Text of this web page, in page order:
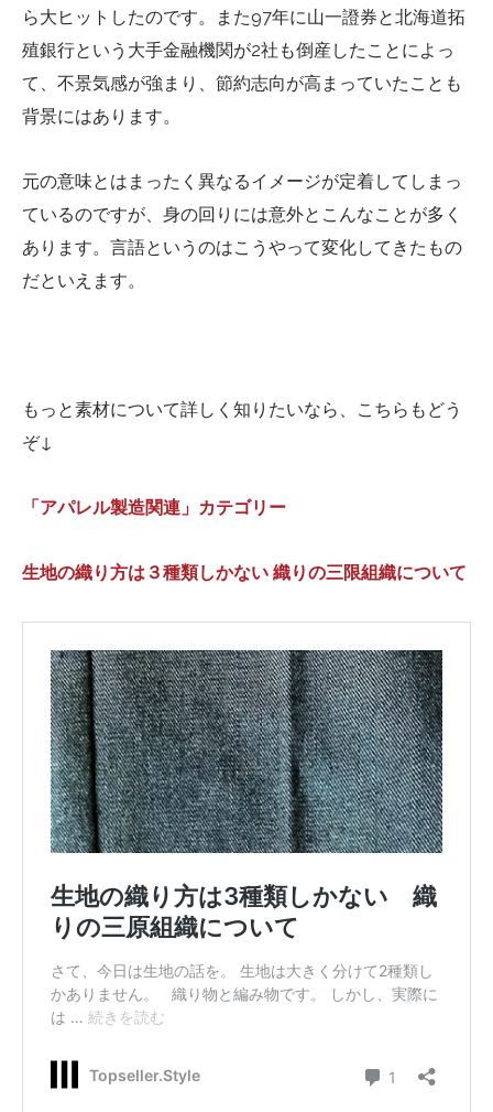
ら大ヒットしたのです。また97年に山一證券と北海道拓
殖銀行という大手金融機関が2社も倒産したことによっ
て、不景気感が強まり、節約志向が高まっていたことも
背景にはあります。
元の意味とはまったく異なるイメージが定着してしまっ
ているのですが、身の回りには意外とこんなことが多く
あります。言語というのはこうやって変化してきたもの
だといえます。
もっと素材について詳しく知りたいなら、こちらもどう
ぞ↓
「アパレル製造関連」カテゴリー
生地の織り方は３種類しかない 織りの三限組織について